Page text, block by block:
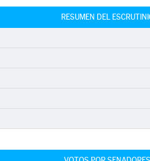
RESUMEN DEL